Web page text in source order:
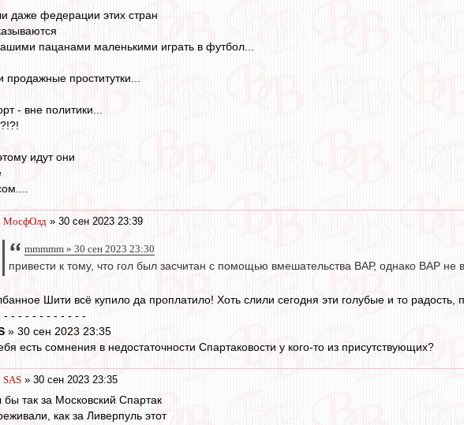
даже федерации этих стран
пацанами маленькими играть в футбол...
продажные проститутки...
- вне политики...
идут они
МосфОлд » 30 сен 2023 23:39
mmmmm » 30 сен 2023 23:30
привести к тому, что гол был засчитан с помощью вмешательства ВАР, однако ВАР не
Шити всё купило да проплатило! Хоть слили сегодня эти голубые и то радость,
- - - - - - - - - - - -
» 30 сен 2023 23:35
есть сомнения в недостаточности Спартаковости у кого-то из присутствующих?
SAS » 30 сен 2023 23:35
так за Московский Спартак
как за Ливерпуль этот